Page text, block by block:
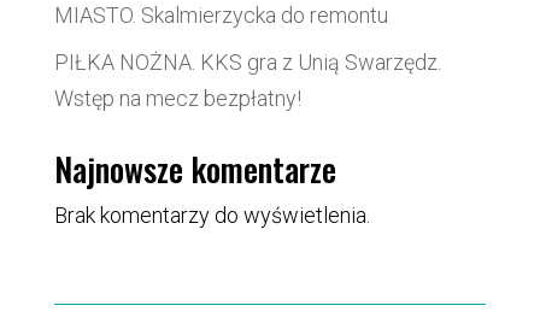
MIASTO. Skalmierzycka do remontu
PIŁKA NOŻNA. KKS gra z Unią Swarzędz.
Wstęp na mecz bezpłatny!
Najnowsze komentarze
Brak komentarzy do wyświetlenia.